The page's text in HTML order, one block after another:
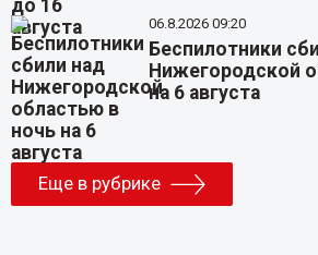
06.8.2026 09:20
Беспилотники
Нижегородской
на 6 августа
Еще в рубрике